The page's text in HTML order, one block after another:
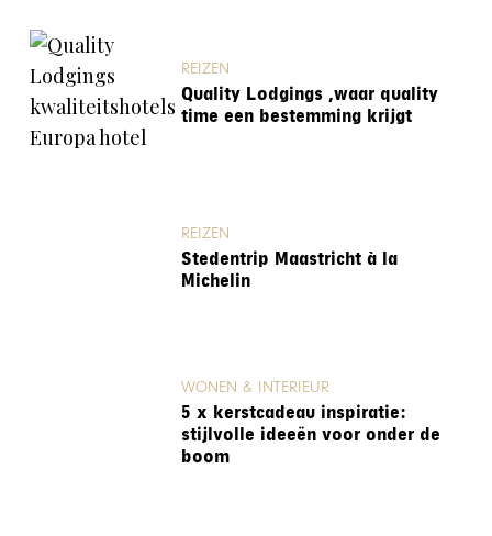
REIZEN
Quality Lodgings ,waar quality
time een bestemming krijgt
REIZEN
Stedentrip Maastricht à la
Michelin
WONEN & INTERIEUR
5 x kerstcadeau inspiratie:
stijlvolle ideeën voor onder de
boom